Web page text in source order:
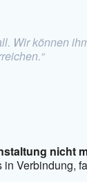
Wir können
nicht
Verbindung,